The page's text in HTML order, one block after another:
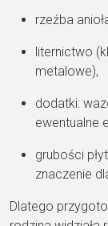
rzeźba
liternictwo
metalowe),
dodatki:
ewentualne
grubości
znaczenie
Dlatego